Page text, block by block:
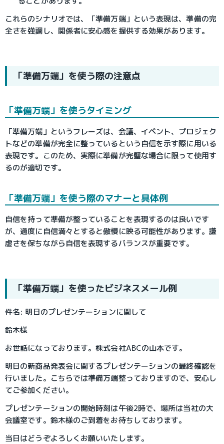
これらのシナリオでは、「準備万端」という表現は、準備の完
全さを強調し、関係者に安心感を提供する効果があります。
「準備万端」を使う際の注意点
「準備万端」を使うタイミング
「準備万端」というフレーズは、会議、イベント、プロジェク
トなどの準備が完全に整っているという自信を示す際に用いる
表現です。このため、実際に準備が完璧な場合に限って使用す
るのが適切です。
「準備万端」を使う際のマナーと具体例
自信を持って準備が整っていることを表現するのは良いです
が、過度に自信満々とすると傲慢に映る可能性があります。謙
虚さを保ちながら自信を表現するバランスが重要です。
「準備万端」を使ったビジネスメール例
件名: 明日のプレゼンテーションに関して
鈴木様
お世話になっております。株式会社ABCの山本です。
明日の新商品発表会に関するプレゼンテーションの最終確認を
行いました。こちらでは準備万端整っておりますので、安心し
てご参加ください。
プレゼンテーションの開始時刻は午後2時で、場所は当社の大
会議室です。鈴木様のご到着をお待ちしております。
当日はどうぞよろしくお願いいたします。